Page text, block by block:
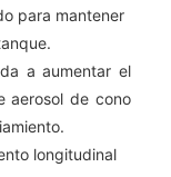
para mantener
a aumentar el
aerosol de cono
longitudinal